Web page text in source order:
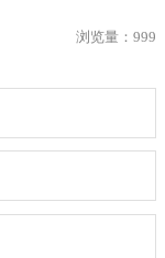
浏览量：999